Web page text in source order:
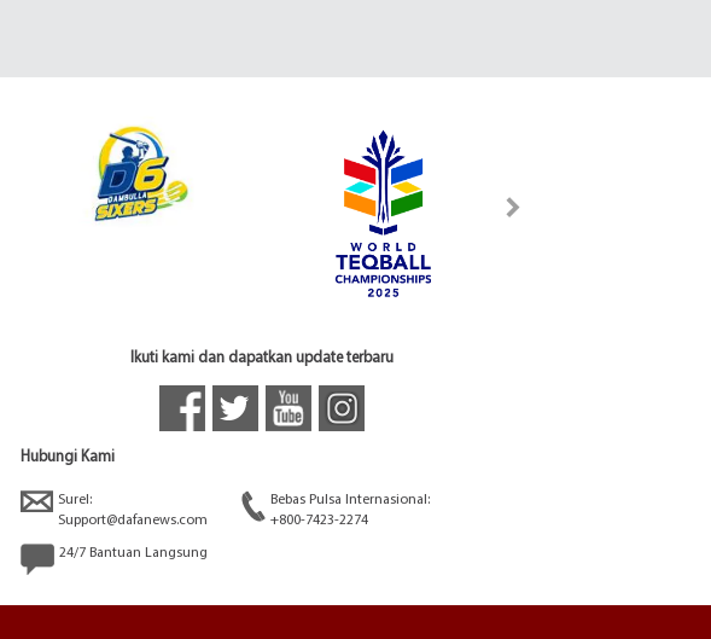
Ikuti kami dan dapatkan update terbaru
Hubungi Kami
Surel:
Support@dafanews.com
Bebas Pulsa Internasional:
+800-7423-2274
24/7 Bantuan Langsung